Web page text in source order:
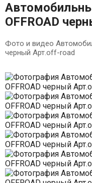
OFFROAD
Фото и видео
черный Арт.off-road